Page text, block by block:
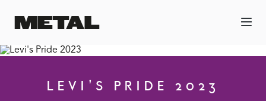
LEVI'S PRIDE 2023